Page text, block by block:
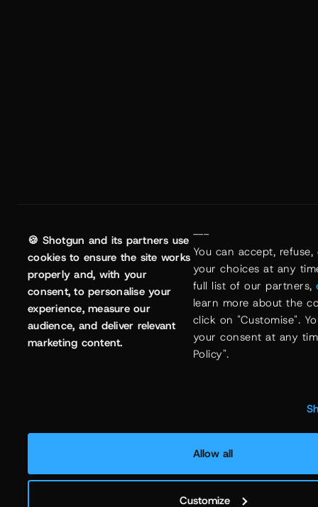
🍪 Shotgun and its partners use
cookies to ensure the site works
properly and, with your
consent, to personalise your
experience, measure our
audience, and deliver relevant
marketing content.
---
You can accept,
your choices at any
full list of our partners,
learn more about the
click on "Customise".
your consent at any
Policy".
Allow all
Customize